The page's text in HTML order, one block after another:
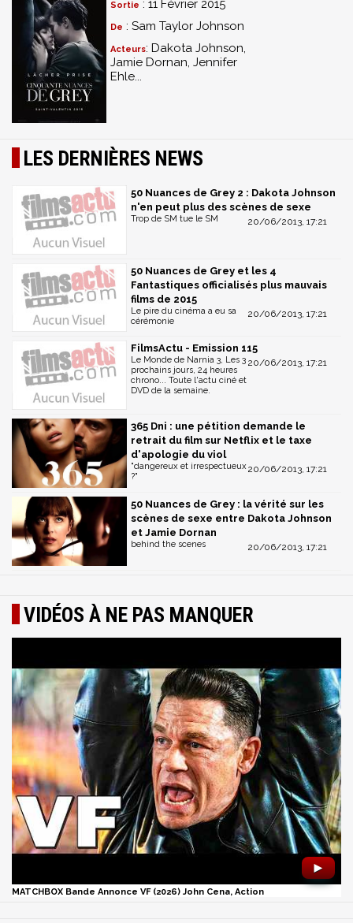
Sortie : 11 Février 2015
De : Sam Taylor Johnson
Acteurs: Dakota Johnson,
Jamie Dornan, Jennifer
Ehle...
LES DERNIÈRES NEWS
50 Nuances de Grey 2 : Dakota Johnson
n'en peut plus des scènes de sexe
20/06/2013, 17:21
Trop de SM tue le SM
50 Nuances de Grey et les 4
Fantastiques officialisés plus mauvais
films de 2015
20/06/2013, 17:21
Le pire du cinéma a eu sa
cérémonie
FilmsActu - Emission 115
20/06/2013, 17:21
Le Monde de Narnia 3, Les 3
prochains jours, 24 heures
chrono... Toute l'actu ciné et
DVD de la semaine.
365 Dni : une pétition demande le
retrait du film sur Netflix et le taxe
d'apologie du viol
20/06/2013, 17:21
"dangereux et irrespectueux
?"
50 Nuances de Grey : la vérité sur les
scènes de sexe entre Dakota Johnson
et Jamie Dornan
20/06/2013, 17:21
behind the scenes
VIDÉOS À NE PAS MANQUER
►
MATCHBOX Bande Annonce VF (2026) John Cena, Action